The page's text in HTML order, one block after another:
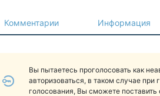
Комментарии Информация
Вы пытаетесь проголосовать как
авторизоваться, в таком случае при
голосования, Вы сможете поставить